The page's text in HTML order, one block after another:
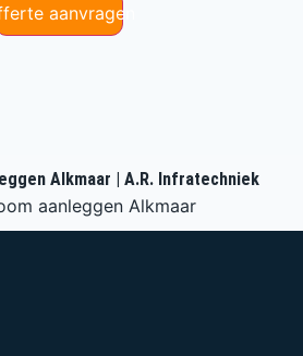
aanvragen
Alkmaar | A.R. Infratechniek
aanleggen Alkmaar